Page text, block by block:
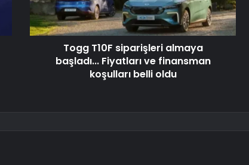
Togg T10F siparişleri almaya
başladı... Fiyatları ve finansman
koşulları belli oldu